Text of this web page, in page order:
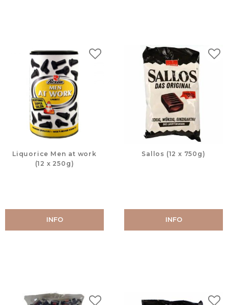
Liquorice Men at work
(12 x 250g)
Lägg till i favoriter
INFO
Sallos (12 x 750g)
INFO